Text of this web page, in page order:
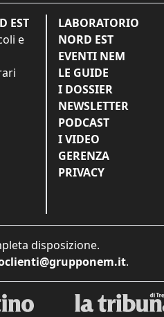
EST
e
LABORATORIO
NORD EST
EVENTI NEM
LE GUIDE
I DOSSIER
NEWSLETTER
PODCAST
I VIDEO
GERENZA
PRIVACY
disposizione.
.